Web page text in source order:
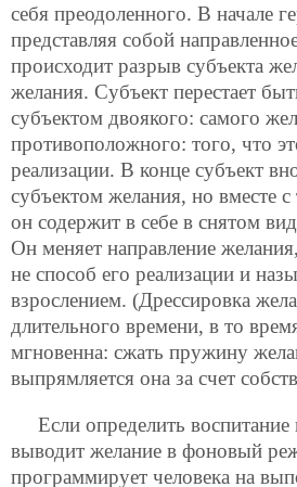
себя преодоленного. В начале
представляя собой
происходит разрыв субъекта
желания. Субъект перестает
субъектом двоякого: самого
противоположного: того, что
реализации. В конце субъект
субъектом желания, но вместе
он содержит в себе в снятом
Он меняет направление
не способ его реализации и
взрослением. (Дрессировка
длительного времени, в то
мгновенна: сжать пружину
выпрямляется она за счет
Если определить воспитание
выводит желание в фоновый
программирует человека на